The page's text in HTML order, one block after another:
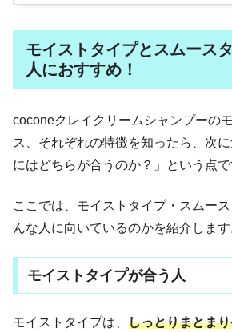
モイストタイプとスムース
人におすすめ！
coconeクレイクリームシャンプーの
ス、それぞれの特徴を知ったら、次
にはどちらが合うのか？」という点で
ここでは、モイストタイプ・スムー
んな人に向いているのかを紹介します
モイストタイプが合う人
モイストタイプは、 しっとりまとま